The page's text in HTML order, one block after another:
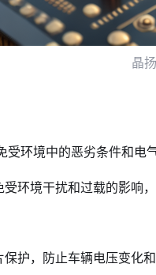
晶
受环境中的恶劣条件和电
环境干扰和过载的影响
护，防止车辆电压变化